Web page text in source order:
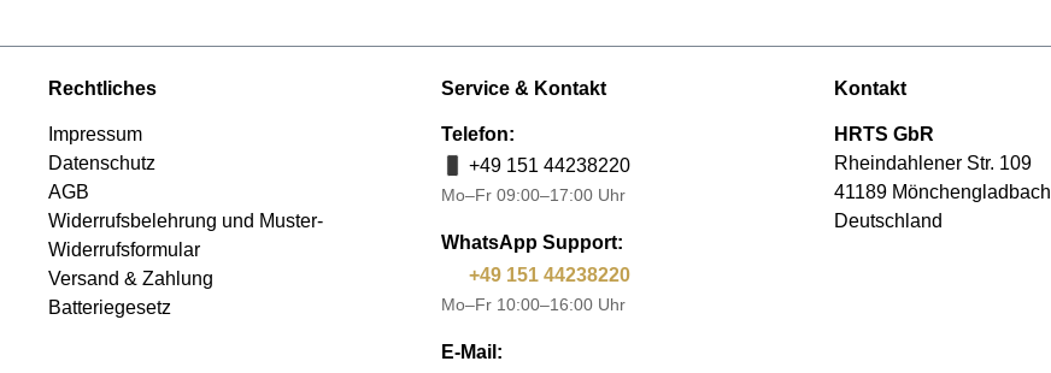
Rechtliches
Impressum
Datenschutz
AGB
Widerrufsbelehrung und Muster-
Widerrufsformular
Versand & Zahlung
Batteriegesetz
Service & Kontakt
Telefon:
+49 151 44238220
Mo–Fr 09:00–17:00 Uhr
WhatsApp Support:
+49 151 44238220
Mo–Fr 10:00–16:00 Uhr
E-Mail:
Kontakt
HRTS GbR
Rheindahlener Str. 109
41189 Mönchengladbach
Deutschland